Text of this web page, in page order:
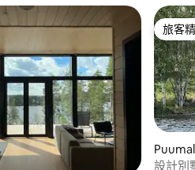
旅客
旅客
設計別